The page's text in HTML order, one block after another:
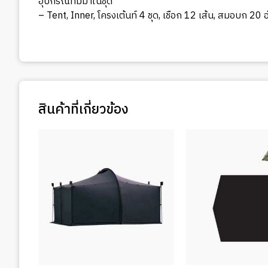
– Tent, Inner, โครงเต้นท์ 4 ชุด, เชือก 12 เส้น, สมอบก 20
สินค้าที่เกี่ยวข้อง